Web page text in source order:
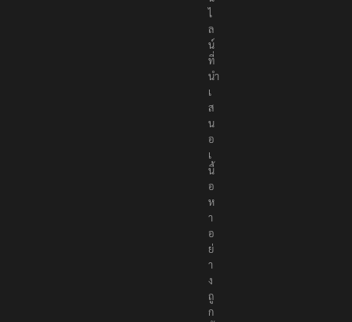
อ
น
ไ
ล
น์
ที่
นำ
เ
ส
น
อ
เ
นื้
อ
ห
า
อ
ย่
า
ง